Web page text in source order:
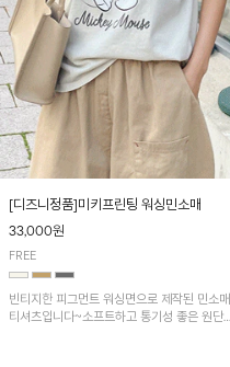
[디즈니정품]미키프린팅 워싱민소매
33,000원
FREE
빈티지한 피그먼트 워싱면으로 제작된 민소매
티셔츠입니다~소프트하고 통기성 좋은 원단